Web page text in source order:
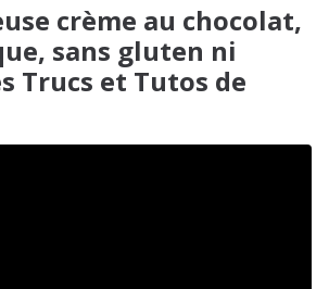
crème au chocolat,
sans gluten ni
Trucs et Tutos de